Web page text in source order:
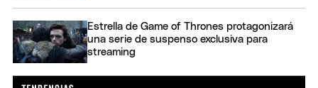
Estrella de Game of Thrones protagonizará
una serie de suspenso exclusiva para
streaming